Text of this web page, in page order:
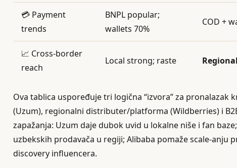
💳 Payment
trends
BNPL popular;
wallets 70%
COD +
📈 Cross‑border
reach
Local strong; raste
Ova tablica uspoređuje tri logična “izvora” za pronalazak
(Uzum), regionalni distributer/platforma (Wildberries) i
zapažanja: Uzum daje dubok uvid u lokalne niše i fan
uzbekskih prodavača u regiji; Alibaba pomaže scale‑anju
discovery influencera.